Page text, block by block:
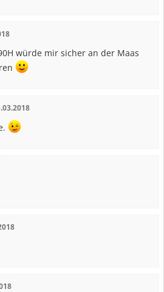
würde mir sicher an der Maas